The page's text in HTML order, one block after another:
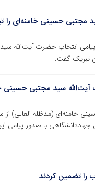
مجتبی حسینی خامنه‌ای را
انتخاب حضرت آیت‌الله
تبریک گفت.
سید مجتبی حسینی
خامنه‌ای (مدظله العالی)
با صدور پیامی
را تضمین کردند